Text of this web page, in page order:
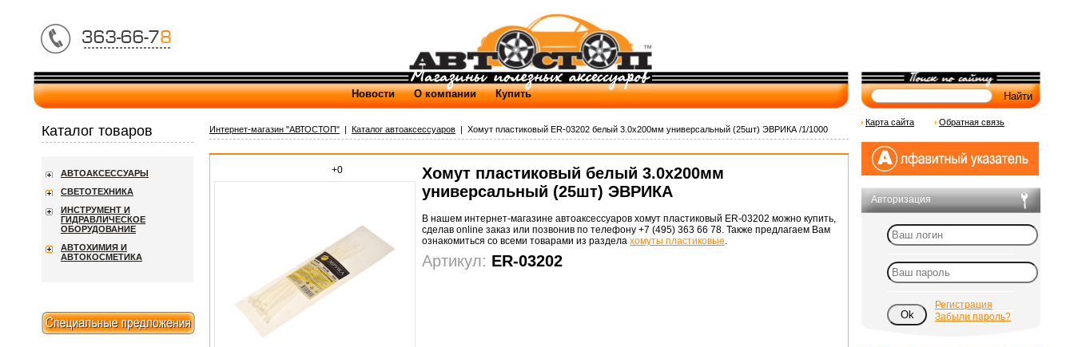
Новости О компании Купить
Интернет-магазин "АВТОСТОП" | Каталог автоаксессуаров | Хомут пластиковый ER-03202 белый 3.0x200мм универсальный (25шт) ЭВРИКА /1/1000
+0
Хомут пластиковый белый 3.0x200мм
универсальный (25шт) ЭВРИКА
В нашем интернет-магазине автоаксессуаров хомут пластиковый ER-03202 можно купить,
сделав online заказ или позвонив по телефону +7 (495) 363 66 78. Также предлагаем Вам
ознакомиться со всеми товарами из раздела хомуты пластиковые.
Артикул: ER-03202
Каталог товаров
АВТОАКСЕССУАРЫ
СВЕТОТЕХНИКА
ИНСТРУМЕНТ И
ГИДРАВЛИЧЕСКОЕ
ОБОРУДОВАНИЕ
АВТОХИМИЯ И
АВТОКОСМЕТИКА
Карта сайта Обратная связь
Авторизация
Регистрация
Забыли пароль?